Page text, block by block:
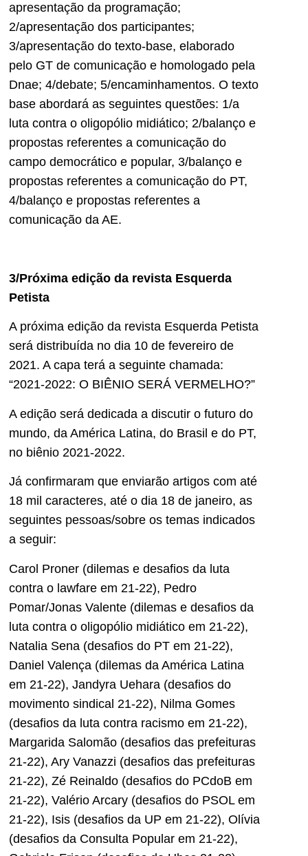
apresentação da programação;
2/apresentação dos participantes;
3/apresentação do texto-base, elaborado
pelo GT de comunicação e homologado pela
Dnae; 4/debate; 5/encaminhamentos. O texto
base abordará as seguintes questões: 1/a
luta contra o oligopólio midiático; 2/balanço e
propostas referentes a comunicação do
campo democrático e popular, 3/balanço e
propostas referentes a comunicação do PT,
4/balanço e propostas referentes a
comunicação da AE.
3/Próxima edição da revista Esquerda
Petista
A próxima edição da revista Esquerda Petista
será distribuída no dia 10 de fevereiro de
2021. A capa terá a seguinte chamada:
“2021-2022: O BIÊNIO SERÁ VERMELHO?”
A edição será dedicada a discutir o futuro do
mundo, da América Latina, do Brasil e do PT,
no biênio 2021-2022.
Já confirmaram que enviarão artigos com até
18 mil caracteres, até o dia 18 de janeiro, as
seguintes pessoas/sobre os temas indicados
a seguir:
Carol Proner (dilemas e desafios da luta
contra o lawfare em 21-22), Pedro
Pomar/Jonas Valente (dilemas e desafios da
luta contra o oligopólio midiático em 21-22),
Natalia Sena (desafios do PT em 21-22),
Daniel Valença (dilemas da América Latina
em 21-22), Jandyra Uehara (desafios do
movimento sindical 21-22), Nilma Gomes
(desafios da luta contra racismo em 21-22),
Margarida Salomão (desafios das prefeituras
21-22), Ary Vanazzi (desafios das prefeituras
21-22), Zé Reinaldo (desafios do PCdoB em
21-22), Valério Arcary (desafios do PSOL em
21-22), Isis (desafios da UP em 21-22), Olívia
(desafios da Consulta Popular em 21-22),